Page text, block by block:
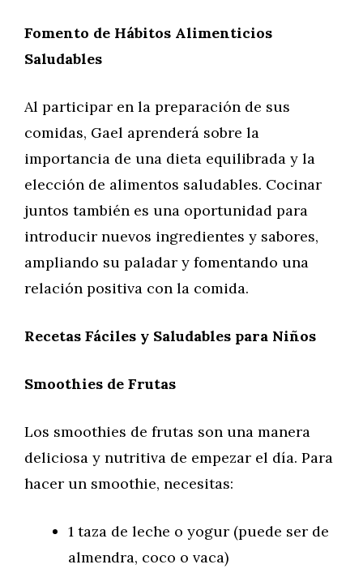
Fomento de Hábitos Alimenticios
Saludables
Al participar en la preparación de sus
comidas, Gael aprenderá sobre la
importancia de una dieta equilibrada y la
elección de alimentos saludables. Cocinar
juntos también es una oportunidad para
introducir nuevos ingredientes y sabores,
ampliando su paladar y fomentando una
relación positiva con la comida.
Recetas Fáciles y Saludables para Niños
Smoothies de Frutas
Los smoothies de frutas son una manera
deliciosa y nutritiva de empezar el día. Para
hacer un smoothie, necesitas:
1 taza de leche o yogur (puede ser de
almendra, coco o vaca)